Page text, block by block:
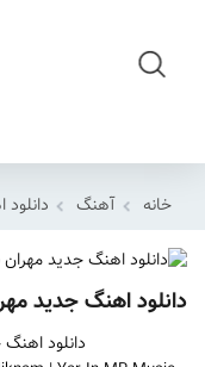
خانه آهنگ
دانلود اهنگ جدید
دانلود